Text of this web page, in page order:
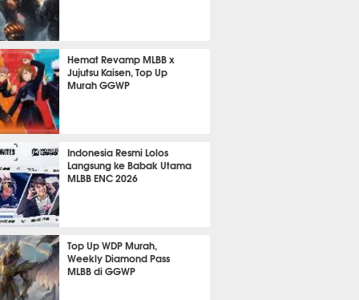
Hemat Revamp MLBB x
Jujutsu Kaisen, Top Up
Murah GGWP
Indonesia Resmi Lolos
Langsung ke Babak Utama
MLBB ENC 2026
Top Up WDP Murah,
Weekly Diamond Pass
MLBB di GGWP